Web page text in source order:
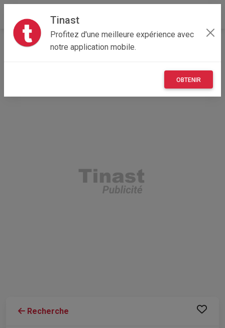
Tinast
Profitez d'une meilleure expérience avec
notre application mobile.
OBTENIR
Accueil Autres Île-de-France
Recherche